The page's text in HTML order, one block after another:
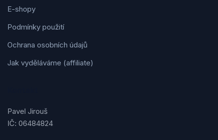
E-shopy
Podmínky použití
Ochrana osobních údajů
Jak vyděláváme (affiliate)
Pavel Jirouš
IČ: 06484824